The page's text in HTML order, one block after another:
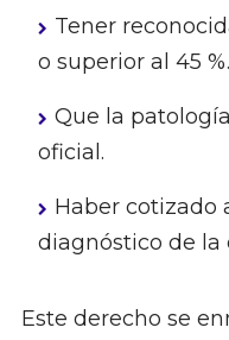
Tener
o superior al 45 %.
Que la
oficial.
Haber cotizado
diagnóstico de la
Este derecho se